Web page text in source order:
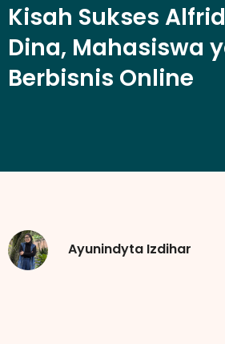
Kisah Sukses
Dina, Mahasiswa
Berbisnis Online
Ayunindyta Izdihar